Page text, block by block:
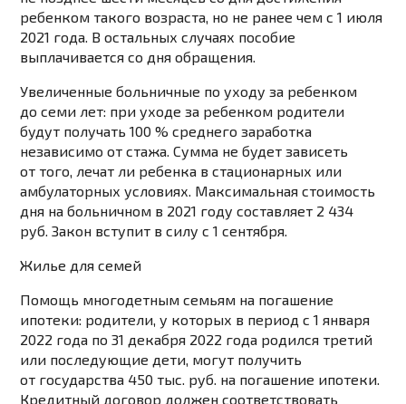
ребенком такого возраста, но не ранее чем с 1 июля
2021 года. В остальных случаях пособие
выплачивается со дня обращения.
Увеличенные больничные по уходу за ребенком
до семи лет: при уходе за ребенком родители
будут получать 100 % среднего заработка
независимо от стажа. Сумма не будет зависеть
от того, лечат ли ребенка в стационарных или
амбулаторных условиях. Максимальная стоимость
дня на больничном в 2021 году составляет 2 434
руб. Закон вступит в силу с 1 сентября.
Жилье для семей
Помощь многодетным семьям на погашение
ипотеки: родители, у которых в период с 1 января
2022 года по 31 декабря 2022 года родился третий
или последующие дети, могут получить
от государства 450 тыс. руб. на погашение ипотеки.
Кредитный договор должен соответствовать